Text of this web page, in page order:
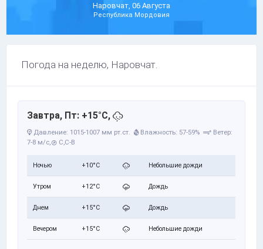
Наровчат, 06 Августа
Республика Мордовия
Погода на неделю, Наровчат.
Завтра, Пт: +15°C,
Давление: 1015-1007 мм рт.ст. Влажность: 57-59%
Ветер:
7-8 м/с,
С,С-В
Ночью +10°C Небольшие дожди
Утром +12°C Дождь
Днем +15°C Дождь
Вечером +15°C Небольшие дожди